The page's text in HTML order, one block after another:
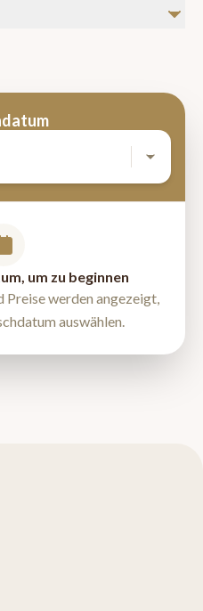
um zu beginnen
werden angezeigt,
auswählen.